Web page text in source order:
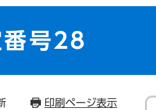
番号28
印刷ページ表示